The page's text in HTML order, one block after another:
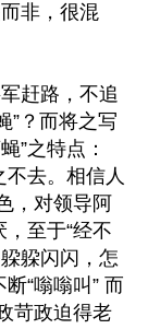
非，很混
赶路，不追
”？而将之写
”之特点：
不去。相信人
，对领导阿
至于“经不
躱闪闪，怎
“嗡嗡叫” 而
苛政迫得老